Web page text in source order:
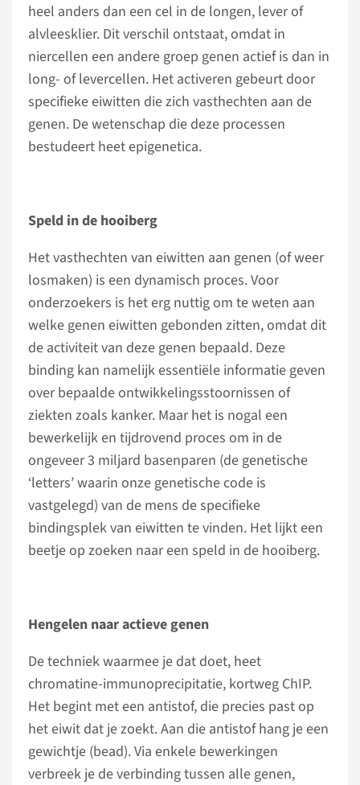
heel anders dan een cel in de longen, lever of
alvleesklier. Dit verschil ontstaat, omdat in
niercellen een andere groep genen actief is dan in
long- of levercellen. Het activeren gebeurt door
specifieke eiwitten die zich vasthechten aan de
genen. De wetenschap die deze processen
bestudeert heet epigenetica.
Speld in de hooiberg
Het vasthechten van eiwitten aan genen (of weer
losmaken) is een dynamisch proces. Voor
onderzoekers is het erg nuttig om te weten aan
welke genen eiwitten gebonden zitten, omdat dit
de activiteit van deze genen bepaald. Deze
binding kan namelijk essentiële informatie geven
over bepaalde ontwikkelingsstoornissen of
ziekten zoals kanker. Maar het is nogal een
bewerkelijk en tijdrovend proces om in de
ongeveer 3 miljard basenparen (de genetische
‘letters’ waarin onze genetische code is
vastgelegd) van de mens de specifieke
bindingsplek van eiwitten te vinden. Het lijkt een
beetje op zoeken naar een speld in de hooiberg.
Hengelen naar actieve genen
De techniek waarmee je dat doet, heet
chromatine-immunoprecipitatie, kortweg ChIP.
Het begint met een antistof, die precies past op
het eiwit dat je zoekt. Aan die antistof hang je een
gewichtje (bead). Via enkele bewerkingen
verbreek je de verbinding tussen alle genen,